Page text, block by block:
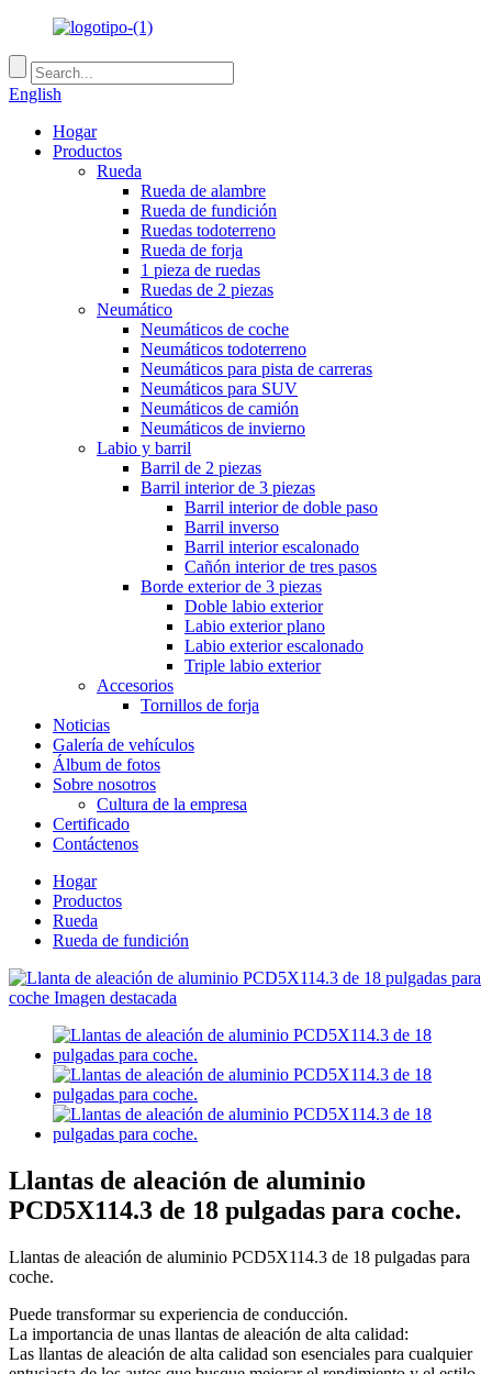
English
Hogar
Productos
Rueda
Rueda de alambre
Rueda de fundición
Ruedas todoterreno
Rueda de forja
1 pieza de ruedas
Ruedas de 2 piezas
Neumático
Neumáticos de coche
Neumáticos todoterreno
Neumáticos para pista de carreras
Neumáticos para SUV
Neumáticos de camión
Neumáticos de invierno
Labio y barril
Barril de 2 piezas
Barril interior de 3 piezas
Barril interior de doble paso
Barril inverso
Barril interior escalonado
Cañón interior de tres pasos
Borde exterior de 3 piezas
Doble labio exterior
Labio exterior plano
Labio exterior escalonado
Triple labio exterior
Accesorios
Tornillos de forja
Noticias
Galería de vehículos
Álbum de fotos
Sobre nosotros
Cultura de la empresa
Certificado
Contáctenos
Hogar
Productos
Rueda
Rueda de fundición
Llantas de aleación de aluminio
PCD5X114.3 de 18 pulgadas para coche.
Llantas de aleación de aluminio PCD5X114.3 de 18 pulgadas para
coche.
Puede transformar su experiencia de conducción.
La importancia de unas llantas de aleación de alta calidad:
Las llantas de aleación de alta calidad son esenciales para cualquier